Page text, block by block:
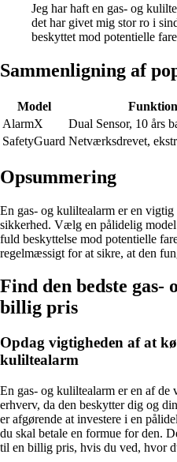
Jeg har haft en gas- og
det har givet mig stor ro i
beskyttet mod potentielle
Sammenligning af
Model
AlarmX
Dual Sensor, 10 års
SafetyGuard Netværksdrevet,
Opsummering
En gas- og kuliltealarm er en
sikkerhed. Vælg en pålidelig
fuld beskyttelse mod potentielle
regelmæssigt for at sikre, at den
Find den bedste
billig pris
Opdag vigtigheden af at
kuliltealarm
En gas- og kuliltealarm er en af de
erhverv, da den beskytter dig og
er afgørende at investere i en
du skal betale en formue for den.
til en billig pris, hvis du ved, hvor